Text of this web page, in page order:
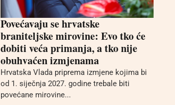
Povećavaju se hrvatske
braniteljske mirovine: Evo tko će
dobiti veća primanja, a tko nije
obuhvaćen izmjenama
Hrvatska Vlada priprema izmjene kojima bi
od 1. siječnja 2027. godine trebale biti
povećane mirovine...